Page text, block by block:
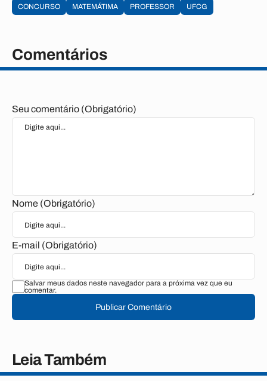
CONCURSO MATEMÁTIMA PROFESSOR UFCG
Comentários
Seu comentário (Obrigatório)
Nome (Obrigatório)
E-mail (Obrigatório)
Salvar meus dados neste navegador para a próxima vez que eu
comentar.
Publicar Comentário
Leia Também